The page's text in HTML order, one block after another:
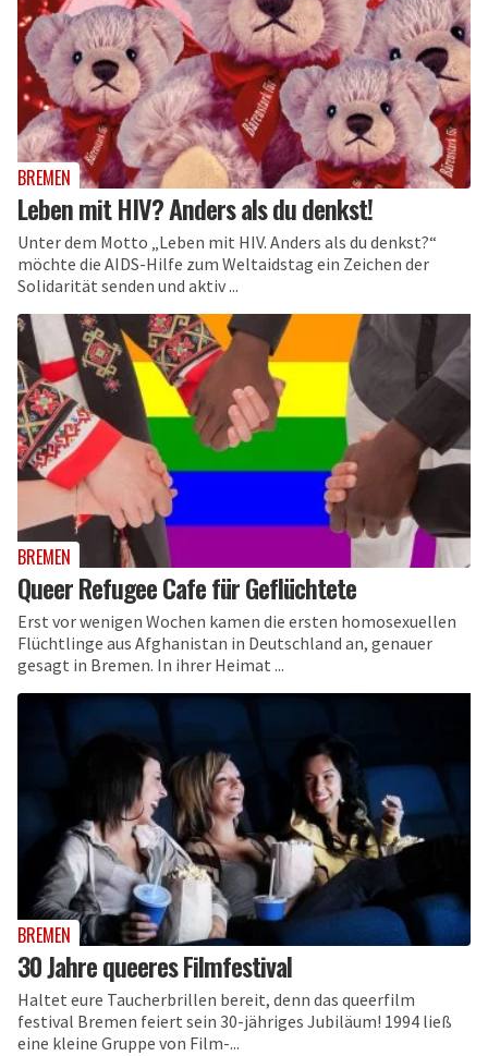
BREMEN
Leben mit HIV? Anders als du denkst!
Unter dem Motto „Leben mit HIV. Anders als du denkst?“
möchte die AIDS-Hilfe zum Weltaidstag ein Zeichen der
Solidarität senden und aktiv ...
BREMEN
Queer Refugee Cafe für Geflüchtete
Erst vor wenigen Wochen kamen die ersten homosexuellen
Flüchtlinge aus Afghanistan in Deutschland an, genauer
gesagt in Bremen. In ihrer Heimat ...
BREMEN
30 Jahre queeres Filmfestival
Haltet eure Taucherbrillen bereit, denn das queerfilm
festival Bremen feiert sein 30-jähriges Jubiläum! 1994 ließ
eine kleine Gruppe von Film-...